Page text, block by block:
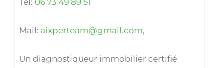
Mail: aixperteam@gmail.com,
Un diagnostiqueur immobilier certifié